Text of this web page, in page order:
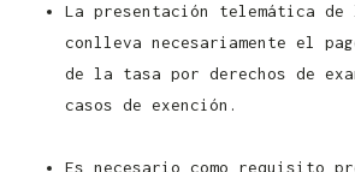
La presentación telemática
conlleva necesariamente el
de la tasa por derechos de
casos de exención.
Es necesario como requisito